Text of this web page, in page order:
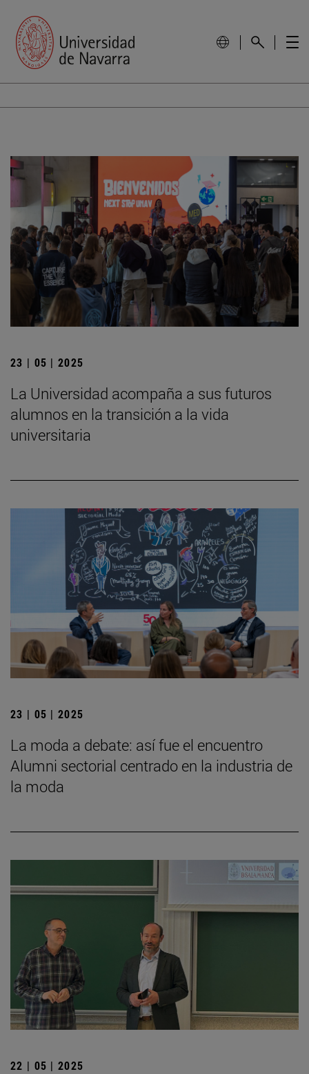
23 | 05 | 2025
La Universidad acompaña a sus futuros
alumnos en la transición a la vida
universitaria
23 | 05 | 2025
La moda a debate: así fue el encuentro
Alumni sectorial centrado en la industria de
la moda
22 | 05 | 2025